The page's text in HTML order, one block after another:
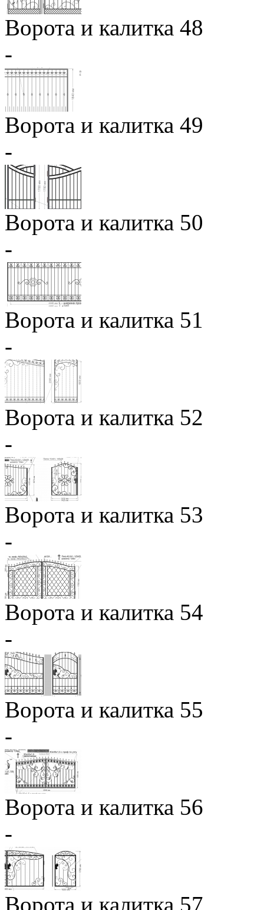
Ворота и калитка 48
-
Ворота и калитка 49
-
Ворота и калитка 50
-
Ворота и калитка 51
-
Ворота и калитка 52
-
Ворота и калитка 53
-
Ворота и калитка 54
-
Ворота и калитка 55
-
Ворота и калитка 56
-
Ворота и калитка 57